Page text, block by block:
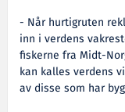
- Når hurtigruten
inn i verdens
fiskerne fra Midt-
kan kalles verdens
av disse som har